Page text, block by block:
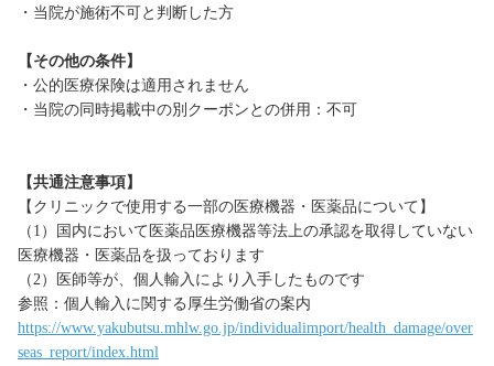
・当院が施術不可と判断した方
【その他の条件】
・公的医療保険は適用されません
・当院の同時掲載中の別クーポンとの併用：不可
【共通注意事項】
【クリニックで使用する一部の医療機器・医薬品について】
（1）国内において医薬品医療機器等法上の承認を取得していない
医療機器・医薬品を扱っております
（2）医師等が、個人輸入により入手したものです
参照：個人輸入に関する厚生労働省の案内
https://www.yakubutsu.mhlw.go.jp/individualimport/health_damage/over
seas_report/index.html